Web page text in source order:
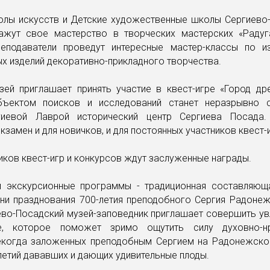
искусств и Детские художественные школы
свое мастерство в творческих мастерских
проведут интересные мастер-классы по
изделий декоративно-прикладного творчества.
приглашает принять участие в квест-игре «Город
поисков и исследований станет неразрывно
Лаврой исторический центр Сергиева
и для новичков, и для постоянных участников
квест-игр и конкурсов ждут заслуженные награды.
экскурсионные программы - традиционная
празднования 700-летия преподобного Сергия
Посадский музей-заповедник приглашает совершить
которое поможет зримо ощутить силу духовно-
заложенных преподобным Сергием на
дававших и дающих удивительные плоды.